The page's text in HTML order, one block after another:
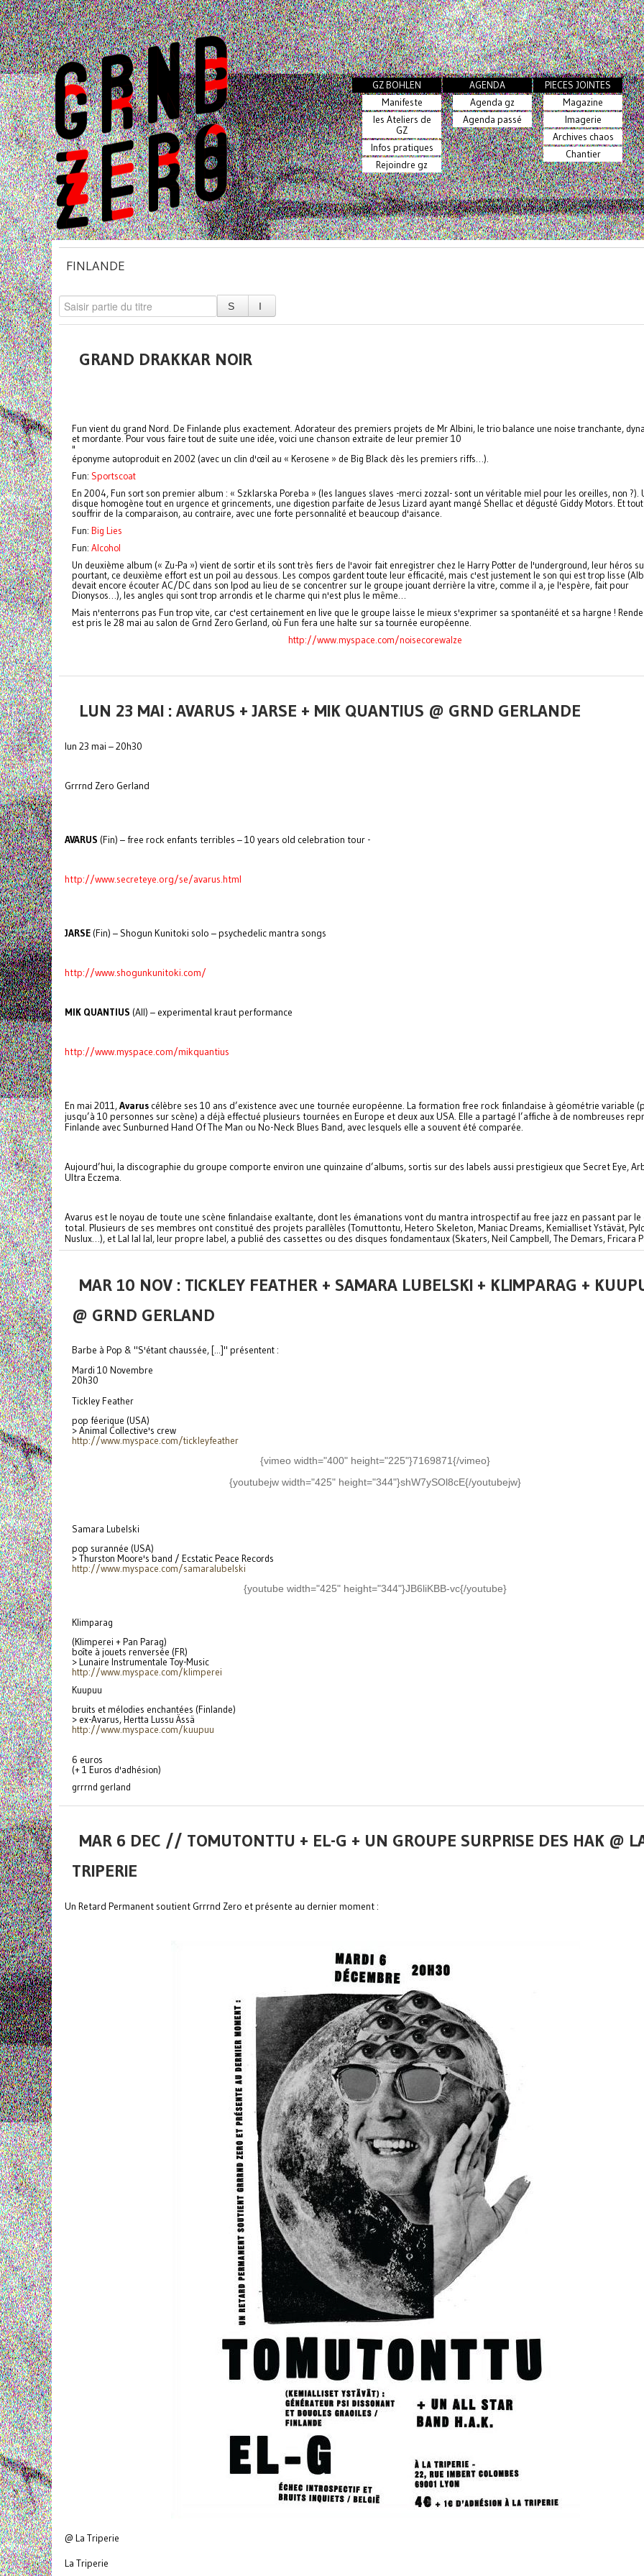
GZ BOHLEN
Manifeste
les Ateliers de
GZ
Infos pratiques
Rejoindre gz
AGENDA
Agenda gz
Agenda passé
PIECES JOINTES
Magazine
Imagerie
Archives chaos
Chantier
FINLANDE
GRAND DRAKKAR NOIR
Fun vient du grand Nord. De Finlande plus exactement. Adorateur des premiers projets de Mr Albini, le trio balance une noise tranchante,
et mordante. Pour vous faire tout de suite une idée, voici une chanson extraite de leur premier 10
"
éponyme autoproduit en 2002 (avec un clin d'œil au « Kerosene » de Big Black dès les premiers riffs…).
Fun: Sportscoat
En 2004, Fun sort son premier album : « Szklarska Poreba » (les langues slaves -merci zozzal- sont un véritable miel pour les oreilles, non ?).
disque homogène tout en urgence et grincements, une digestion parfaite de Jesus Lizard ayant mangé Shellac et dégusté Giddy Motors. Et
souffrir de la comparaison, au contraire, avec une forte personnalité et beaucoup d'aisance.
Fun: Big Lies
Fun: Alcohol
Un deuxième album (« Zu-Pa ») vient de sortir et ils sont très fiers de l'avoir fait enregistrer chez le Harry Potter de l'underground, leur héros
pourtant, ce deuxième effort est un poil au dessous. Les compos gardent toute leur efficacité, mais c'est justement le son qui est trop lisse
devait encore écouter AC/DC dans son Ipod au lieu de se concentrer sur le groupe jouant derrière la vitre, comme il a, je l'espère, fait pour
Dionysos…), les angles qui sont trop arrondis et le charme qui n'est plus le même…
Mais n'enterrons pas Fun trop vite, car c'est certainement en live que le groupe laisse le mieux s'exprimer sa spontanéité et sa hargne !
est pris le 28 mai au salon de Grnd Zero Gerland, où Fun fera une halte sur sa tournée européenne.
http://www.myspace.com/noisecorewalze
LUN 23 MAI : AVARUS + JARSE + MIK QUANTIUS @ GRND GERLANDE
lun 23 mai – 20h30
Grrrnd Zero Gerland
AVARUS (Fin) – free rock enfants terribles – 10 years old celebration tour -
http://www.secreteye.org/se/avarus.html
JARSE (Fin) – Shogun Kunitoki solo – psychedelic mantra songs
http://www.shogunkunitoki.com/
MIK QUANTIUS (All) – experimental kraut performance
http://www.myspace.com/mikquantius
En mai 2011,Avarus célèbre ses 10 ans d’existence avec une tournée européenne. La formation free rock finlandaise à géométrie variable
jusqu’à 10 personnes sur scène) a déjà effectué plusieurs tournées en Europe et deux aux USA. Elle a partagé l’affiche à de nombreuses
Finlande avec Sunburned Hand Of The Man ou No-Neck Blues Band, avec lesquels elle a souvent été comparée.
Aujourd’hui, la discographie du groupe comporte environ une quinzaine d’albums, sortis sur des labels aussi prestigieux que Secret Eye,
Ultra Eczema.
Avarus est le noyau de toute une scène finlandaise exaltante, dont les émanations vont du mantra introspectif au free jazz en passant par le
total. Plusieurs de ses membres ont constitué des projets parallèles (Tomuttontu, Hetero Skeleton, Maniac Dreams, Kemialliset Ystävät,
Nuslux…), et Lal lal lal, leur propre label, a publié des cassettes ou des disques fondamentaux (Skaters, Neil Campbell, The Demars, Fricara
MAR 10 NOV : TICKLEY FEATHER + SAMARA LUBELSKI + KLIMPARAG +
@ GRND GERLAND
Barbe à Pop & "S'étant chaussée, [...]" présentent :
Mardi 10 Novembre
20h30
Tickley Feather
pop féerique (USA)
> Animal Collective's crew
http://www.myspace.com/tickleyfeather
{vimeo width="400" height="225"}7169871{/vimeo}
{youtubejw width="425" height="344"}shW7ySOl8cE{/youtubejw}
Samara Lubelski
pop surannée (USA)
> Thurston Moore's band / Ecstatic Peace Records
http://www.myspace.com/samaralubelski
{youtube width="425" height="344"}JB6liKBB-vc{/youtube}
Klimparag
(Klimperei + Pan Parag)
boîte à jouets renversée (FR)
> Lunaire Instrumentale Toy-Music
http://www.myspace.com/klimperei
Kuupuu
bruits et mélodies enchantées (Finlande)
> ex-Avarus, Hertta Lussu Ässä
http://www.myspace.com/kuupuu
6 euros
(+ 1 Euros d'adhésion)
grrrnd gerland
MAR 6 DEC // TOMUTONTTU + EL-G + UN GROUPE SURPRISE DES HAK @
TRIPERIE
Un Retard Permanent soutient Grrrnd Zero et présente au dernier moment :
@ La Triperie
La Triperie